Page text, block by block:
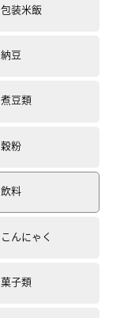
包装米飯
納豆
煮豆類
穀粉
飲料
こんにゃく
菓子類